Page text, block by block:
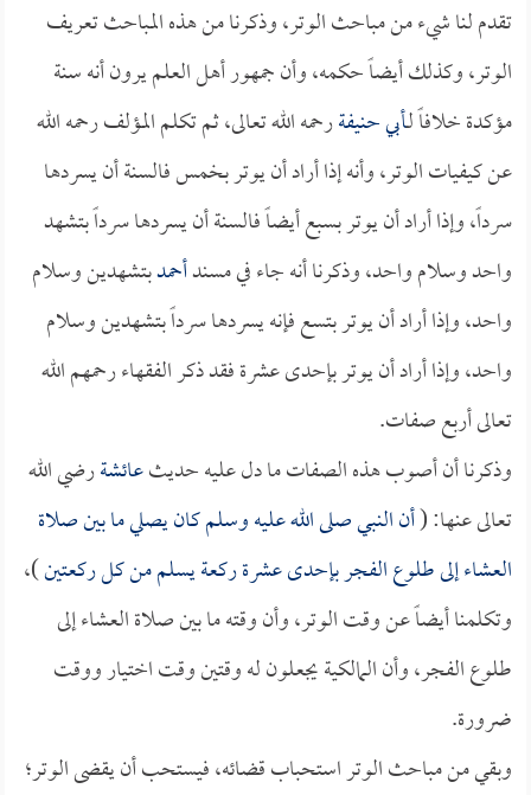
تقدم لنا شيء من مباحث الوتر، وذكرنا من هذه المباحث تعريف
الوتر، وكذلك أيضاً حكمه، وأن جمهور أهل العلم يرون أنه سنة
مؤكدة خلافاً لـأبي حنيفةرحمه الله تعالى، ثم تكلم المؤلف رحمه الله
عن كيفيات الوتر، وأنه إذا أراد أن يوتر بخمس فالسنة أن يسردها
سرداً، وإذا أراد أن يوتر بسبع أيضاً فالسنة أن يسردها سرداً بتشهد
واحد وسلام واحد، وذكرنا أنه جاء في مسندأحمدبتشهدين وسلام
واحد، وإذا أراد أن يوتر بتسع فإنه يسردها سرداً بتشهدين وسلام
واحد، وإذا أراد أن يوتر بإحدى عشرة فقد ذكر الفقهاء رحمهم الله
تعالى أربع صفات.
وذكرنا أن أصوب هذه الصفات ما دل عليه حديثعائشةرضي الله
تعالى عنها: (أن النبي صلى الله عليه وسلم كان يصلي ما بين صلاة
العشاء إلى طلوع الفجر بإحدى عشرة ركعة يسلم من كل ركعتين)،
وتكلمنا أيضاً عن وقت الوتر، وأن وقته ما بين صلاة العشاء إلى
طلوع الفجر، وأن المالكية يجعلون له وقتين وقت اختيار ووقت
ضرورة.
وبقي من مباحث الوتر استحباب قضائه، فيستحب أن يقضى الوتر؛